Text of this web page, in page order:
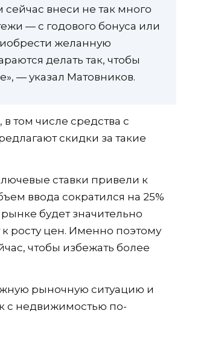
внеси не так много
— с годового бонуса или
желанную
делать так, чтобы
— указал Матовников.
том числе средства с
скидки за такие
ставки привели к
ввода сократился на 25%
рынке будет значительно
росту цен. Именно поэтому
чтобы избежать более
рыночную ситуацию и
с недвижимостью по-